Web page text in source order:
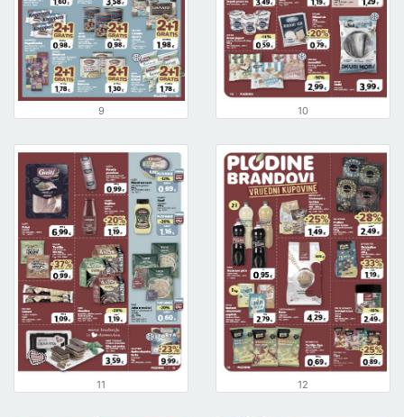
9 10
11 12